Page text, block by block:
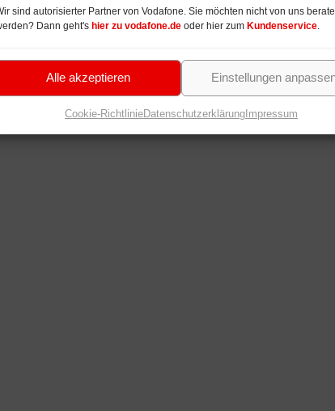
sind autorisierter Partner von Vodafone. Sie möchten nicht von uns
Dann geht's hier zu vodafone.de oder hier zum Kundenservice
Alle akzeptieren Einstellungen
Cookie-RichtlinieDatenschutzerklärungImpressum